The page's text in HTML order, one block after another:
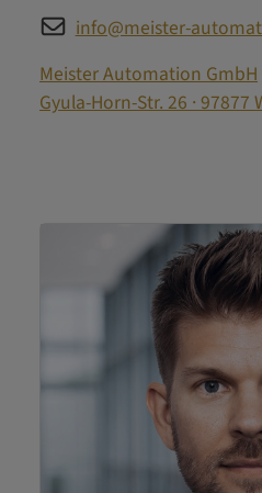
info@meister-
Meister Automation GmbH
Gyula-Horn-Str. 26 · 97877